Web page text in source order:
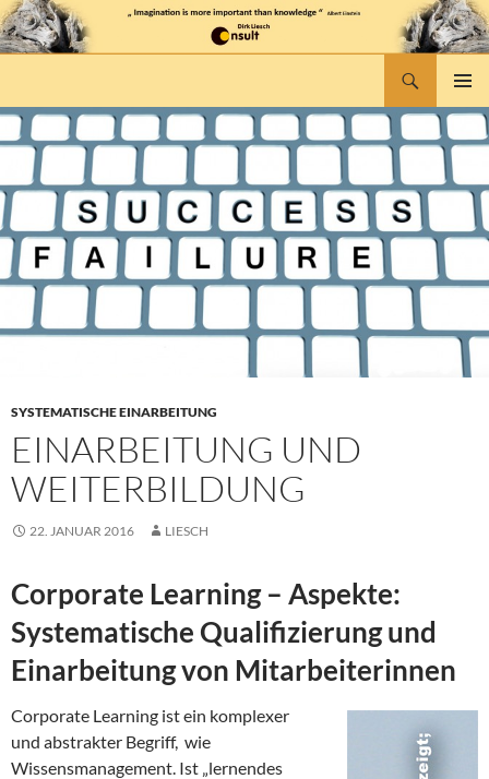
MENÜ
INHALT
SPRINGEN
SYSTEMATISCHE EINARBEITUNG
EINARBEITUNG UND
WEITERBILDUNG
22. JANUAR 2016 LIESCH
Corporate Learning – Aspekte:
Systematische Qualifizierung und
Einarbeitung von Mitarbeiterinnen
Corporate Learning ist ein komplexer
und abstrakter Begriff, wie
Wissensmanagement. Ist „lernendes